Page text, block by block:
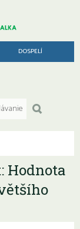
DOSPELÍ
Hodnota